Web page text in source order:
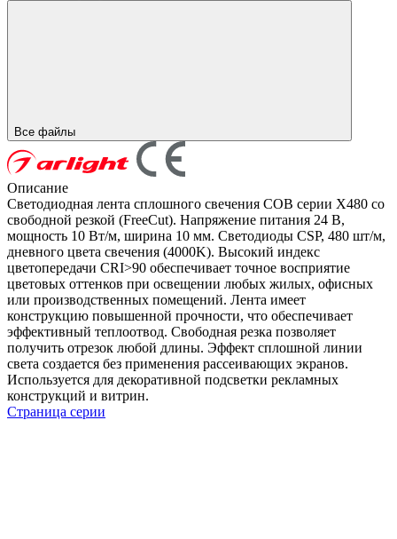
Все файлы
Описание
Светодиодная лента сплошного свечения COB серии X480 со
свободной резкой (FreeCut). Напряжение питания 24 В,
мощность 10 Вт/м, ширина 10 мм. Светодиоды CSP, 480 шт/м,
дневного цвета свечения (4000K). Высокий индекс
цветопередачи CRI>90 обеспечивает точное восприятие
цветовых оттенков при освещении любых жилых, офисных
или производственных помещений. Лента имеет
конструкцию повышенной прочности, что обеспечивает
эффективный теплоотвод. Свободная резка позволяет
получить отрезок любой длины. Эффект сплошной линии
света создается без применения рассеивающих экранов.
Используется для декоративной подсветки рекламных
конструкций и витрин.
Страница серии